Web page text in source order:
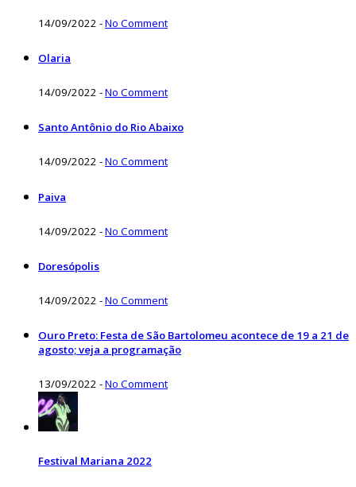
14/09/2022 -No Comment
Olaria
14/09/2022 -No Comment
Santo Antônio do Rio Abaixo
14/09/2022 -No Comment
Paiva
14/09/2022 -No Comment
Doresópolis
14/09/2022 -No Comment
Ouro Preto: Festa de São Bartolomeu acontece de 19 a 21 de
agosto; veja a programação
13/09/2022 -No Comment
Festival Mariana 2022